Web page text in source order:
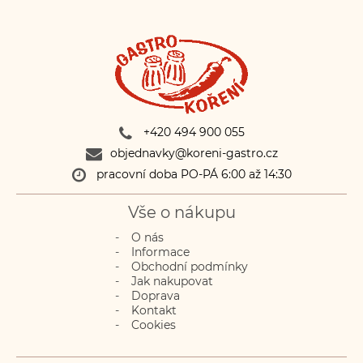
+420 494 900 055
objednavky@koreni-gastro.cz
pracovní doba PO-PÁ 6:00 až 14:30
Vše o nákupu
O nás
Informace
Obchodní podmínky
Jak nakupovat
Doprava
Kontakt
Cookies